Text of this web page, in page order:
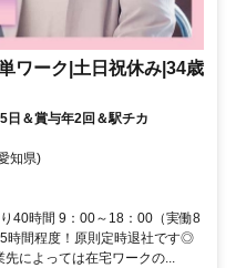
ワーク|土日祝休み|34歳
日＆賞与年2回＆駅チカ
知県)
40時間 9：00～18：00（実働8
時間程度！原則定時退社です◎
によっては在宅ワークの...